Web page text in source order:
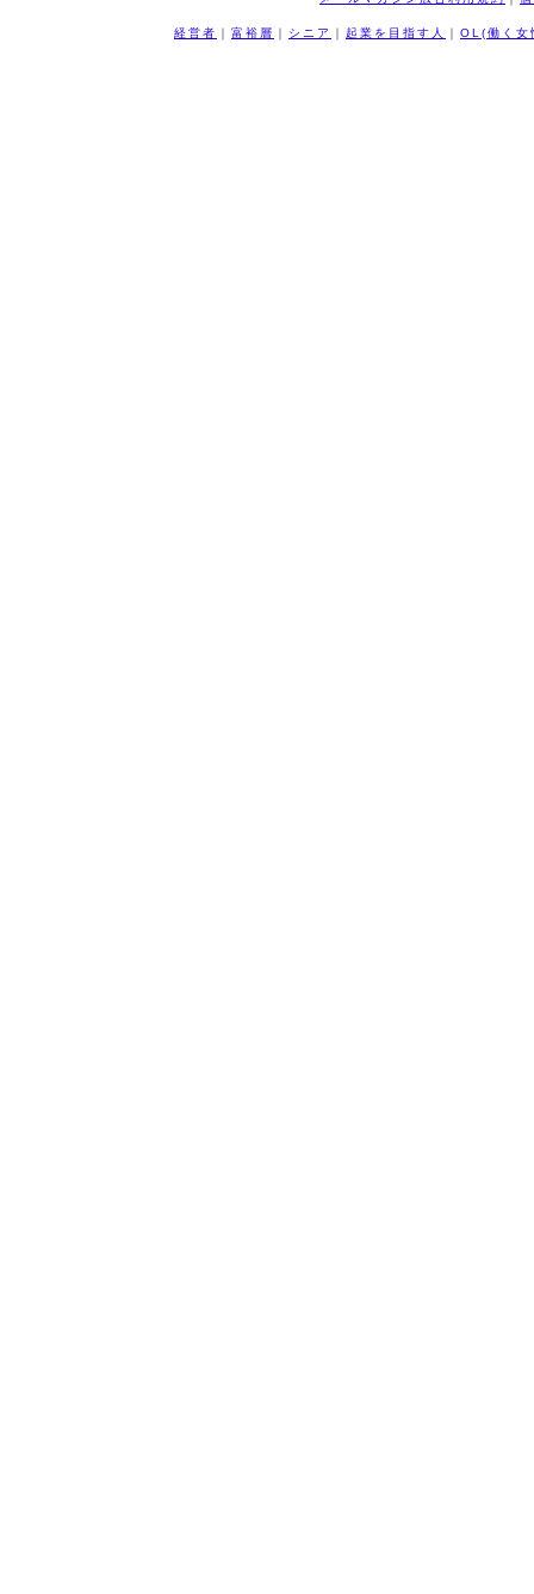
経営者 ｜ 富裕層 ｜ シニア ｜ 起業を目指す人 ｜ OL(働く女